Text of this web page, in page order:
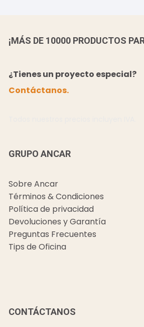
¡MÁS DE 10000 PRODUCTOS
¿Tienes un proyecto especial?
Contáctanos.
GRUPO ANCAR
Sobre Ancar
Términos & Condiciones
Política de privacidad
Devoluciones y Garantía
Preguntas Frecuentes
Tips de Oficina
CONTÁCTANOS